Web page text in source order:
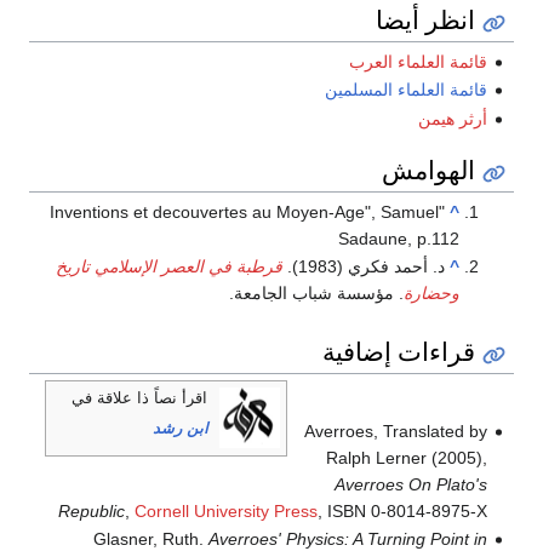
انظر أيضا
قائمة العلماء العرب
قائمة العلماء المسلمين
أرثر هيمن
الهوامش
^
"Inventions et decouvertes au Moyen-Age", Samuel
Sadaune, p.112
^ د. أحمد فكري (1983).
قرطبة في العصر الإسلامي تاريخ
وحضارة. مؤسسة شباب الجامعة.
قراءات إضافية
اقرأ نصاً ذا علاقة في
ابن رشد
Averroes, Translated by
Ralph Lerner (2005),
Averroes On Plato's
Republic, Cornell University Press, ISBN 0-8014-8975-X
Glasner, Ruth. Averroes' Physics: A Turning Point in